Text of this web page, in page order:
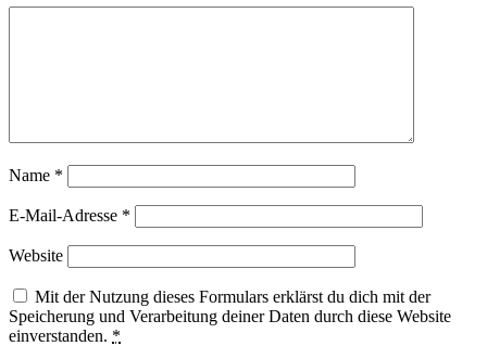
Name *
E-Mail-Adresse *
Website
Mit der Nutzung dieses Formulars erklärst du dich mit der
Speicherung und Verarbeitung deiner Daten durch diese Website
einverstanden. *